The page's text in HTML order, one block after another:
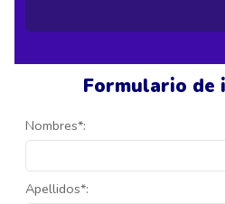
Formulario de
Nombres*:
Apellidos*: